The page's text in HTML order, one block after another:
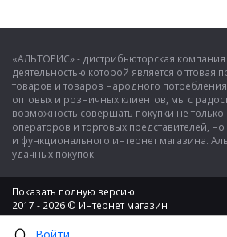
«АЛЬТОРИС» - дистрибьюторская
деятельностью которой является оптовая
товаров и товаров народного
оптовых и розничных клиентов, мы с
возможность совершать покупки не
операторов и торговых представителей,
и функционального интернет магазина.
удачных покупок.
Показать полную версию
2017 - 2026 © Интернет магазин
ООО "Альторис" - хозяйственные товары и